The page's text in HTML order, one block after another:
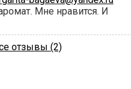
Мне нравится. И
отзывы (2)